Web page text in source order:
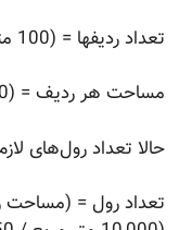
تعداد ردیفها = (100 متر / 0.5 متر) = 200 ردیف
مساحت هر ردیف = (100 متر × 0.5 متر) = 50 متر مربع
حالا تعداد رول‌های لازم
تعداد رول = (مساحت